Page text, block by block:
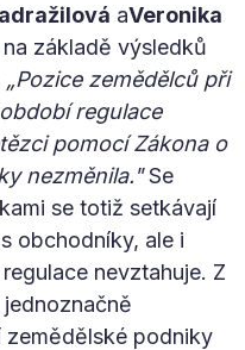
aVeronika
základě výsledků
„Pozice zemědělců při
regulace
pomocí Zákona o
nezměnila."Se
se totiž setkávají
obchodníky, ale i
nevztahuje. Z
zemědělské podniky